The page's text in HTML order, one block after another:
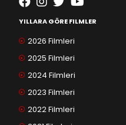
YILLARA GÖRE FILMLER
2026 Filmleri
2025 Filmleri
2024 Filmleri
2023 Filmleri
2022 Filmleri